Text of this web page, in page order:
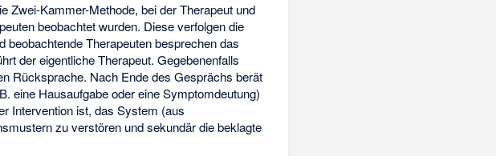
Zwei-Kammer-Methode, bei der Therapeut und
beobachtet wurden. Diese verfolgen die
beobachtende Therapeuten besprechen das
der eigentliche Therapeut. Gegebenenfalls
Rücksprache. Nach Ende des Gesprächs berät
eine Hausaufgabe oder eine Symptomdeutung)
Intervention ist, das System (aus
zu verstören und sekundär die beklagte